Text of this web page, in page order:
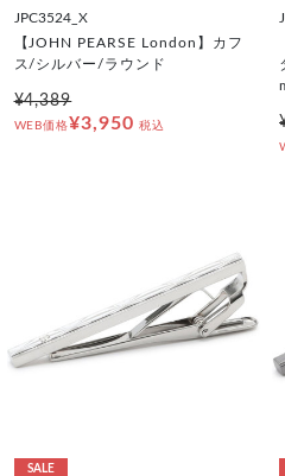
JPC3524_X
【JOHN PEARSE London】カフ
ス/シルバー/ラウンド
¥4,389
WEB価格¥3,950 税込
SALE